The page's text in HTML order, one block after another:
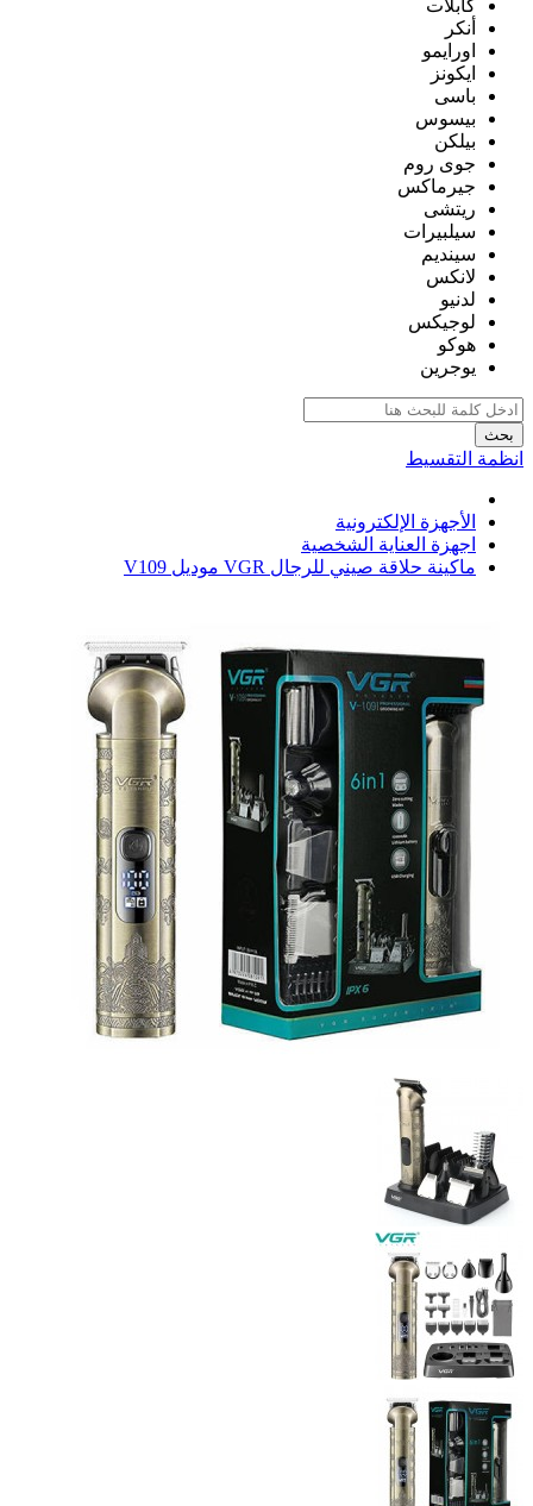
كابلات
أنكر
اورايمو
ايكونز
باسى
بيسوس
بيلكن
جوى روم
جيرماكس
ريتشى
سيلبيرات
سينديم
لانكس
لدنيو
لوجيكس
هوكو
يوجرين
بحث
انظمة التقسيط
الأجهزة الإلكترونية
اجهزة العناية الشخصية
ماكينة حلاقة صيني للرجال VGR موديل V109